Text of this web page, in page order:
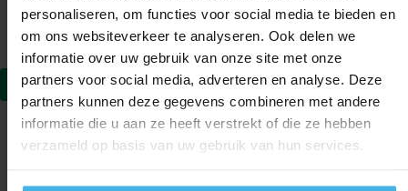
personaliseren, om functies voor social media te bieden en
om ons websiteverkeer te analyseren. Ook delen we
informatie over uw gebruik van onze site met onze
partners voor social media, adverteren en analyse. Deze
partners kunnen deze gegevens combineren met andere
informatie die u aan ze heeft verstrekt of die ze hebben
verzameld op basis van uw gebruik van hun services.
Normale prijs
5,65 Verkoopprijs
Normale prijs
6,45
-26% -18%